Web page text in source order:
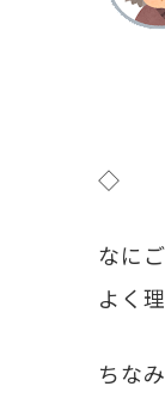
◇
なに
よく
ちな